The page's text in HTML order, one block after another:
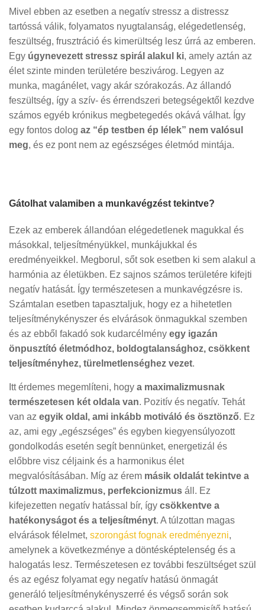
Mivel ebben az esetben a negatív stressz a distressz
tartóssá válik, folyamatos nyugtalanság, elégedetlenség,
feszültség, frusztráció és kimerültség lesz úrrá az emberen.
Egy úgynevezett stressz spirál alakul ki, amely aztán az
élet szinte minden területére beszivárog. Legyen az
munka, magánélet, vagy akár szórakozás. Az állandó
feszültség, így a szív- és érrendszeri betegségektől kezdve
számos egyéb krónikus megbetegedés okává válhat. Így
egy fontos dolog az “ép testben ép lélek” nem valósul
meg, és ez pont nem az egészséges életmód mintája.
Gátolhat valamiben a munkavégzést tekintve?
Ezek az emberek állandóan elégedetlenek magukkal és
másokkal, teljesítményükkel, munkájukkal és
eredményeikkel. Megborul, sőt sok esetben ki sem alakul a
harmónia az életükben. Ez sajnos számos területére kifejti
negatív hatását. Így természetesen a munkavégzésre is.
Számtalan esetben tapasztaljuk, hogy ez a hihetetlen
teljesítménykényszer és elvárások önmagukkal szemben
és az ebből fakadó sok kudarcélmény egy igazán
önpusztító életmódhoz, boldogtalansághoz, csökkent
teljesítményhez, türelmetlenséghez vezet.
Itt érdemes megemlíteni, hogy a maximalizmusnak
természetesen két oldala van. Pozitív és negatív. Tehát
van az egyik oldal, ami inkább motiváló és ösztönző. Ez
az, ami egy „egészséges” és egyben kiegyensúlyozott
gondolkodás esetén segít bennünket, energetizál és
előbbre visz céljaink és a harmonikus élet
megvalósításában. Míg az érem másik oldalát tekintve a
túlzott maximalizmus, perfekcionizmus áll. Ez
kifejezetten negatív hatással bír, így csökkentve a
hatékonyságot és a teljesítményt. A túlzottan magas
elvárások félelmet, szorongást fognak eredményezni,
amelynek a következménye a döntésképtelenség és a
halogatás lesz. Természetesen ez további feszültséget szül
és az egész folyamat egy negatív hatású önmagát
generáló teljesítménykényszerré és végső során sok